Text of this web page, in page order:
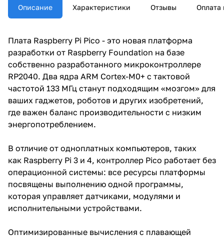
Описание Характеристики Отзывы Оплата
Плата Raspberry Pi Pico - это новая платформа
разработки от Raspberry Foundation на базе
собственно разработанного микроконтроллере
RP2040. Два ядра ARM Cortex-M0+ с тактовой
частотой 133 МГц станут подходящим «мозгом» для
ваших гаджетов, роботов и других изобретений,
где важен баланс производительности с низким
энергопотреблением.
В отличие от одноплатных компьютеров, таких
как Raspberry Pi 3 и 4, контроллер Pico работает без
операционной системы: все ресурсы платформы
посвящены выполнению одной программы,
которая управляет датчиками, модулями и
исполнительными устройствами.
Оптимизированные вычисления с плавающей